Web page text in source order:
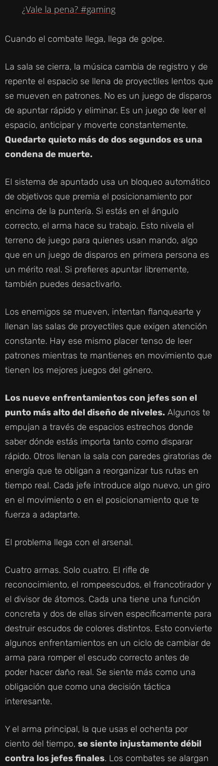
A
Y
V
I
D
O
¿Vale la pena? #gaming
Cuando el combate llega, llega de golpe.
La sala se cierra, la música cambia de registro y de
repente el espacio se llena de proyectiles lentos que
se mueven en patrones. No es un juego de disparos
de apuntar rápido y eliminar. Es un juego de leer el
espacio, anticipar y moverte constantemente.
Quedarte quieto más de dos segundos es una
condena de muerte.
El sistema de apuntado usa un bloqueo automático
de objetivos que premia el posicionamiento por
encima de la puntería. Si estás en el ángulo
correcto, el arma hace su trabajo. Esto nivela el
terreno de juego para quienes usan mando, algo
que en un juego de disparos en primera persona es
un mérito real. Si prefieres apuntar libremente,
también puedes desactivarlo.
Los enemigos se mueven, intentan flanquearte y
llenan las salas de proyectiles que exigen atención
constante. Hay ese mismo placer tenso de leer
patrones mientras te mantienes en movimiento que
tienen los mejores juegos del género.
Los nueve enfrentamientos con jefes son el
punto más alto del diseño de niveles. Algunos te
empujan a través de espacios estrechos donde
saber dónde estás importa tanto como disparar
rápido. Otros llenan la sala con paredes giratorias de
energía que te obligan a reorganizar tus rutas en
tiempo real. Cada jefe introduce algo nuevo, un giro
en el movimiento o en el posicionamiento que te
fuerza a adaptarte.
El problema llega con el arsenal.
Cuatro armas. Solo cuatro. El rifle de
reconocimiento, el rompeescudos, el francotirador y
el divisor de átomos. Cada una tiene una función
concreta y dos de ellas sirven específicamente para
destruir escudos de colores distintos. Esto convierte
algunos enfrentamientos en un ciclo de cambiar de
arma para romper el escudo correcto antes de
poder hacer daño real. Se siente más como una
obligación que como una decisión táctica
interesante.
Y el arma principal, la que usas el ochenta por
ciento del tiempo, se siente injustamente débil
contra los jefes finales. Los combates se alargan